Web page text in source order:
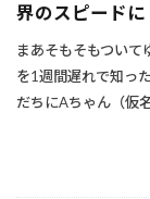
界のスピードに
まあそもそもついて
を1週間遅れで知っ
だちにAちゃん（仮